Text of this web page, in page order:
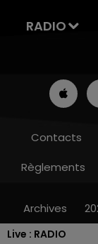
Live : RADIO
RADIO
Contacts
Règlements
Archives